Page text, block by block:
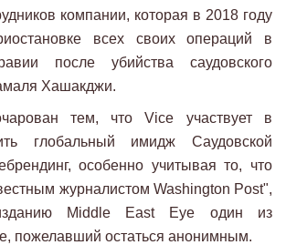
компании, которая в 2018 году
всех своих операций в
после убийства саудовского
Хашакджи.
тем, что Vice участвует в
глобальный имидж Саудовской
особенно учитывая то, что
журналистом Washington Post",
Middle East Eye один из
пожелавший остаться анонимным.